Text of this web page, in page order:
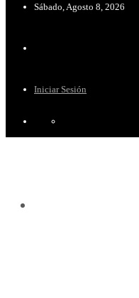
Sábado, Agosto 8, 2026
Iniciar Sesión